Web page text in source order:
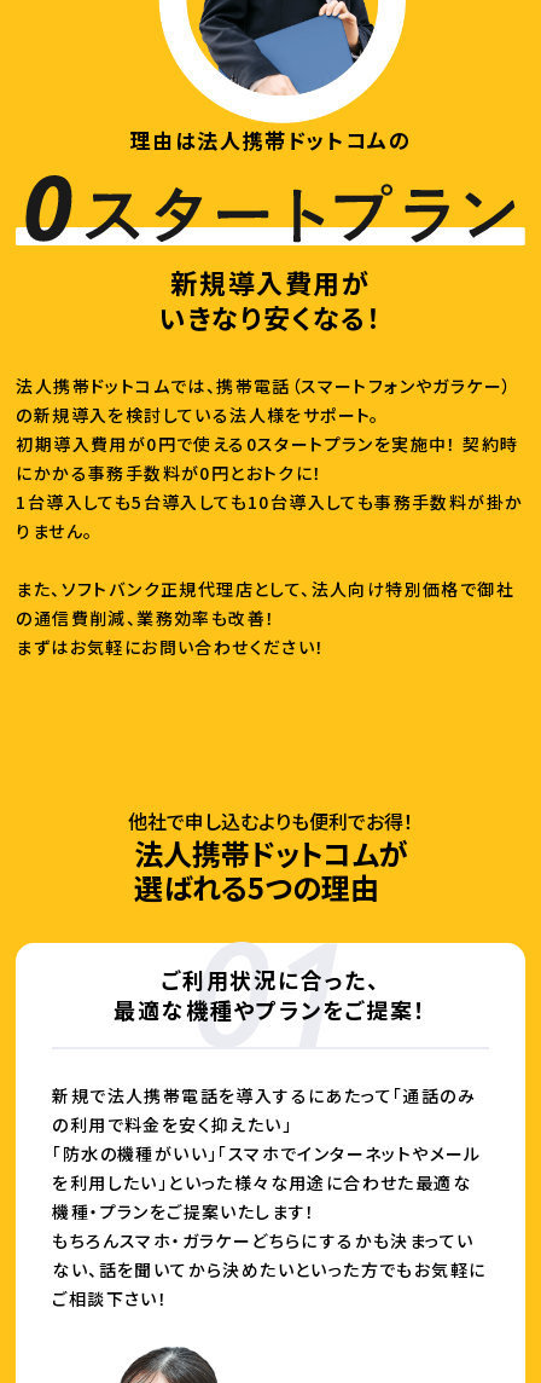
理由は法人携帯ドットコムの
新規導入費用が
いきなり安くなる！
法人携帯ドットコムでは、携帯電話（スマートフォンやガラケー）
の新規導入を検討している法人様をサポート。
初期導入費用が0円で使える0スタートプランを実施中！ 契約時
にかかる事務手数料が0円とおトクに！
1台導入しても5台導入しても10台導入しても事務手数料が掛か
りません。
また、ソフトバンク正規代理店として、法人向け特別価格で御社
の通信費削減、業務効率も改善！
まずはお気軽にお問い合わせください！
他社で申し込むよりも便利でお得！
法人携帯ドットコムが
選ばれる5つの理由
ご利用状況に合った、
最適な機種やプランをご提案！
新規で法人携帯電話を導入するにあたって「通話のみ
の利用で料金を安く抑えたい」
「防水の機種がいい」「スマホでインターネットやメール
を利用したい」といった様々な用途に合わせた最適な
機種・プランをご提案いたします！
もちろんスマホ・ガラケーどちらにするかも決まってい
ない、 話を聞いてから決めたいといった方でもお気軽に
ご相談下さい！